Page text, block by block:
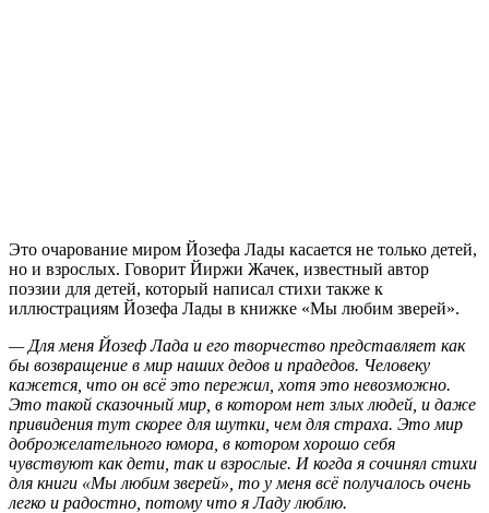
Это очарование миром Йозефа Лады касается не только детей,
но и взрослых. Говорит Йиржи Жачек, известный автор
поэзии для детей, который написал стихи также к
иллюстрациям Йозефа Лады в книжке «Мы любим зверей».
— Для меня Йозеф Лада и его творчество представляет как
бы возвращение в мир наших дедов и прадедов. Человеку
кажется, что он всё это пережил, хотя это невозможно.
Это такой сказочный мир, в котором нет злых людей, и даже
привидения тут скорее для шутки, чем для страха. Это мир
доброжелательного юмора, в котором хорошо себя
чувствуют как дети, так и взрослые. И когда я сочинял стихи
для книги «Мы любим зверей», то у меня всё получалось очень
легко и радостно, потому что я Ладу люблю.